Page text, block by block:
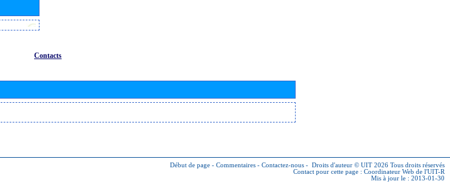
Contacts
Début de page - Commentaires - Contactez-nous - Droits d'auteur © UIT 2026 Tous droits réservés
Contact pour cette page : Coordinateur Web de l'UIT-R
Mis à jour le : 2013-01-30